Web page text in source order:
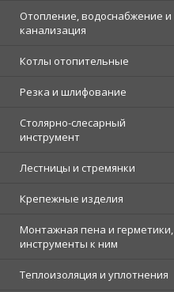
Отопление, водоснабжение и
канализация
Котлы отопительные
Резка и шлифование
Столярно-слесарный
инструмент
Лестницы и стремянки
Крепежные изделия
Монтажная пена и герметики,
инструменты к ним
Теплоизоляция и уплотнения